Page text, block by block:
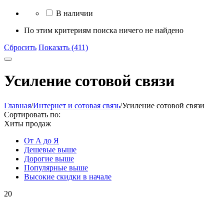
В наличии
По этим критериям поиска ничего не найдено
Сбросить Показать (411)
Усиление сотовой связи
Главная/Интернет и сотовая связь/Усиление сотовой связи
Сортировать по:
Хиты продаж
От А до Я
Дешевые выше
Дорогие выше
Популярные выше
Высокие скидки в начале
20